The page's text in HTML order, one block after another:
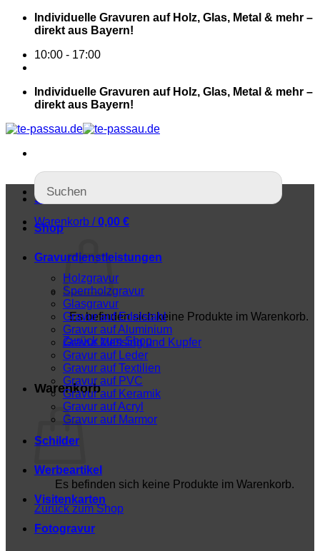
Individuelle Gravuren auf Holz, Glas, Metal & mehr –
direkt aus Bayern!
10:00 - 17:00
Individuelle Gravuren auf Holz, Glas, Metal & mehr –
direkt aus Bayern!
Warenkorb /0,00 €
Es befinden sich keine Produkte im Warenkorb.
Zurück zum Shop
Warenkorb
Es befinden sich keine Produkte im Warenkorb.
Zurück zum Shop
Startseite
Shop
Gravurdienstleistungen
Holzgravur
Sperrholzgravur
Glasgravur
Gravur auf Edelstahl
Gravur auf Aluminium
Gravur Messing und Kupfer
Gravur auf Leder
Gravur auf Textilien
Gravur auf PVC
Gravur auf Keramik
Gravur auf Acryl
Gravur auf Marmor
Schilder
Werbeartikel
Visitenkarten
Fotogravur